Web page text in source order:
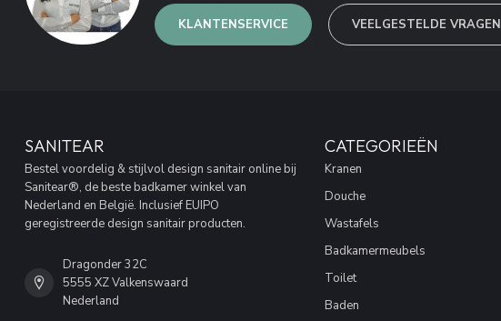
KLANTENSERVICE VEELGESTELDE VRAGEN
SANITEAR
Bestel voordelig & stijlvol design sanitair online bij
Sanitear®, de beste badkamer winkel van
Nederland en België. Inclusief EUIPO
geregistreerde design sanitair producten.
Dragonder 32C
5555 XZ Valkenswaard
Nederland
CATEGORIEËN
Kranen
Douche
Wastafels
Badkamermeubels
Toilet
Baden